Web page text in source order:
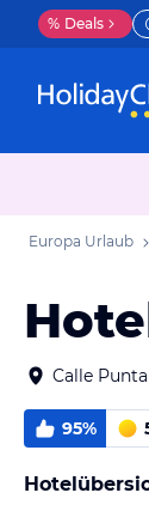
% Deals
Europa Urlaub
Calle
95%